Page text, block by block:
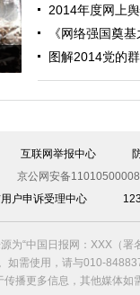
2014年度网上
《网络强国奠
图解2014党的
互联网举报中心
京公网安备
户申诉受理中心
为“中国日报网：XXX（
如需使用，请与010-
传播更多信息，其他媒体